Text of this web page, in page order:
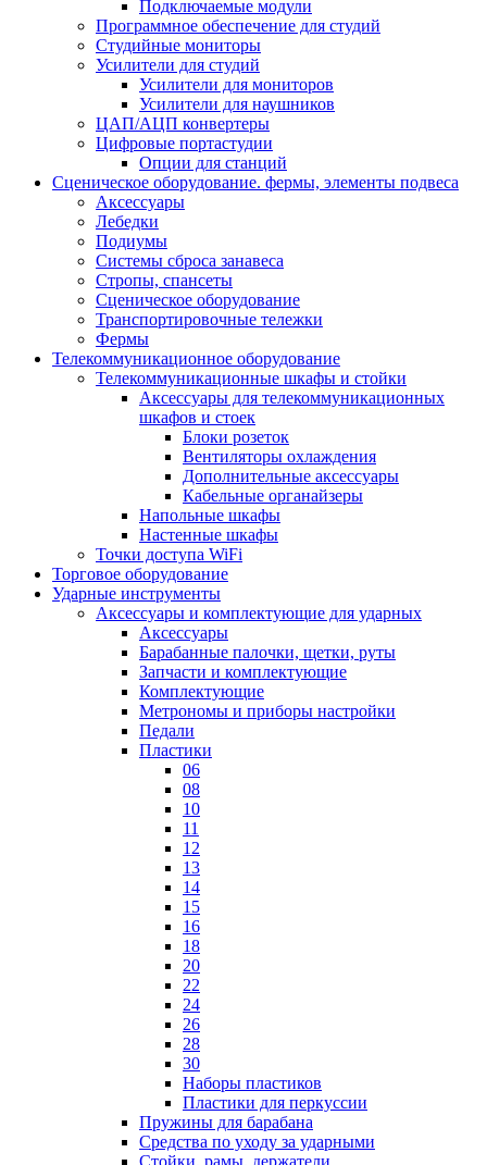
Подключаемые модули
Программное обеспечение для студий
Студийные мониторы
Усилители для студий
Усилители для мониторов
Усилители для наушников
ЦАП/АЦП конвертеры
Цифровые портастудии
Опции для станций
Сценическое оборудование. фермы, элементы подвеса
Аксессуары
Лебедки
Подиумы
Системы сброса занавеса
Стропы, спансеты
Сценическое оборудование
Транспортировочные тележки
Фермы
Телекоммуникационное оборудование
Телекоммуникационные шкафы и стойки
Аксессуары для телекоммуникационных
шкафов и стоек
Блоки розеток
Вентиляторы охлаждения
Дополнительные аксессуары
Кабельные органайзеры
Напольные шкафы
Настенные шкафы
Точки доступа WiFi
Торговое оборудование
Ударные инструменты
Аксессуары и комплектующие для ударных
Аксессуары
Барабанные палочки, щетки, руты
Запчасти и комплектующие
Комплектующие
Метрономы и приборы настройки
Педали
Пластики
06
08
10
11
12
13
14
15
16
18
20
22
24
26
28
30
Наборы пластиков
Пластики для перкуссии
Пружины для барабана
Средства по уходу за ударными
Стойки, рамы, держатели